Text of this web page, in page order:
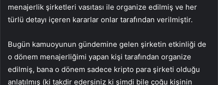
menajerlik şirketleri vasıtası ile organize edilmiş ve her
türlü detayı içeren kararlar onlar tarafından verilmiştir.
Bugün kamuoyunun gündemine gelen şirketin etkinliği de
o dönem menajerliğimi yapan kişi tarafından organize
edilmiş, bana o dönem sadece kripto para şirketi olduğu
anlatılmış (ki takdir edersiniz ki şimdi bile çoğu kişinin